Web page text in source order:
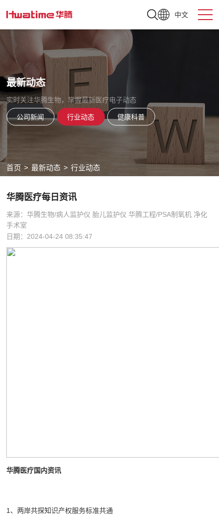
中文
最新动态
实时关注华腾生物，掌握最新医疗电子动态
公司新闻 行业动态 健康科普
首页 > 最新动态 > 行业动态
华腾医疗每日资讯
来源：华腾生物/病人监护仪 胎儿监护仪 华腾工程/PSA制氧机 净化
手术室
日期：2024-04-24 08:35:47
华腾医疗国内资讯
1、两岸共探知识产权服务标准共通